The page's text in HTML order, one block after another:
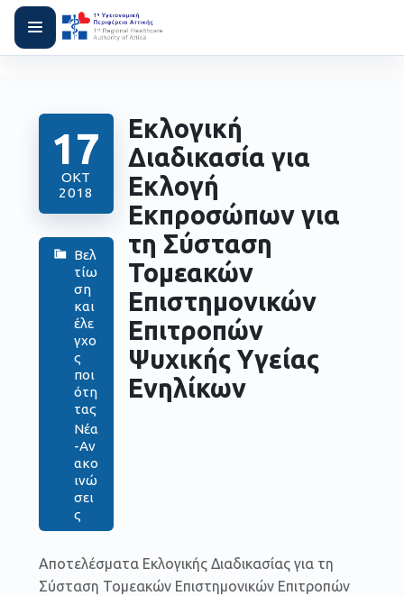
17
ΟΚΤ
2018
Βελ
τίω
ση
και
έλε
γχο
ς
ποι
ότη
τας
Νέα
-Αν
ακο
ινώ
σει
ς
Εκλογική
Διαδικασία για
Εκλογή
Εκπροσώπων για
τη Σύσταση
Τομεακών
Επιστημονικών
Επιτροπών
Ψυχικής Υγείας
Ενηλίκων
Αποτελέσματα Εκλογικής Διαδικασίας για τη
Σύσταση Τομεακών Επιστημονικών Επιτροπών